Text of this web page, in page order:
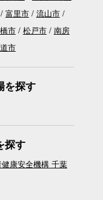
富里市
流山市
市 松戸市
南房
市
を探す
探す
康安全機構 千葉